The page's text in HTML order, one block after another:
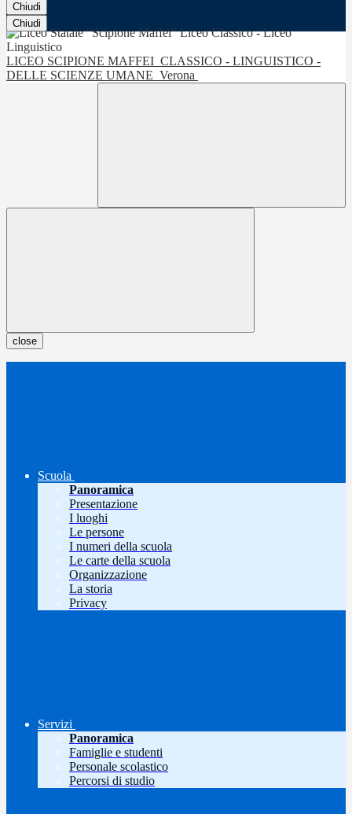
Chiudi
Chiudi
LICEO SCIPIONE MAFFEI CLASSICO - LINGUISTICO -
DELLE SCIENZE UMANE Verona
close
Scuola
Panoramica
Presentazione
I luoghi
Le persone
I numeri della scuola
Le carte della scuola
Organizzazione
La storia
Privacy
Servizi
Panoramica
Famiglie e studenti
Personale scolastico
Percorsi di studio